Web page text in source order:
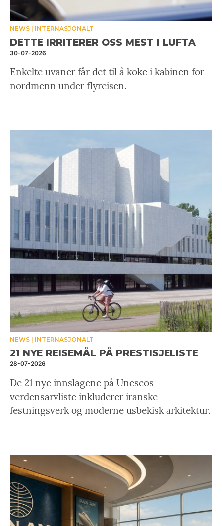
NEWS INTERNASJONALT
DETTE IRRITERER OSS MEST I LUFTA
30-07-2026
Enkelte uvaner får det til å koke i kabinen for
nordmenn under flyreisen.
NEWS INTERNASJONALT
21 NYE REISEMÅL PÅ PRESTISJELISTE
28-07-2026
De 21 nye innslagene på Unescos
verdensarvliste inkluderer iranske
festningsverk og moderne usbekisk arkitektur.